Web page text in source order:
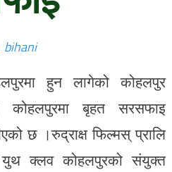
bihani
हुन लागेको कोहलपुर
बृहत सरसफाइ
छ ।रुद्राक्ष फिल्मस् प्रालि
युथ क्लव कोहलपुरको संयुक्त